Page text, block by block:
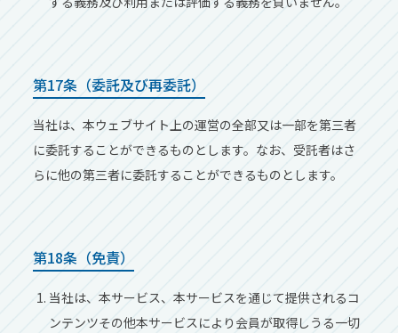
第17条（委託及び再委託）
当社は、本ウェブサイト上の運営の全部⼜は⼀部を第三者
に委託することができるものとします。なお、受託者はさ
らに他の第三者に委託することができるものとします。
第18条（免責）
当社は、本サービス、本サービスを通じて提供されるコ
ンテンツその他本サービスにより会員が取得しうる⼀切